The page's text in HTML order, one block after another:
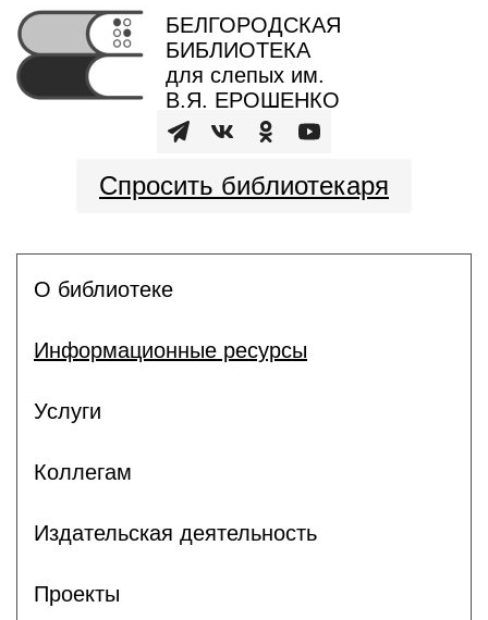
БЕЛГОРОДСКАЯ
БИБЛИОТЕКА
для слепых им.
В.Я. ЕРОШЕНКО
Спросить библиотекаря
О библиотеке
Информационные ресурсы
Услуги
Коллегам
Издательская деятельность
Проекты